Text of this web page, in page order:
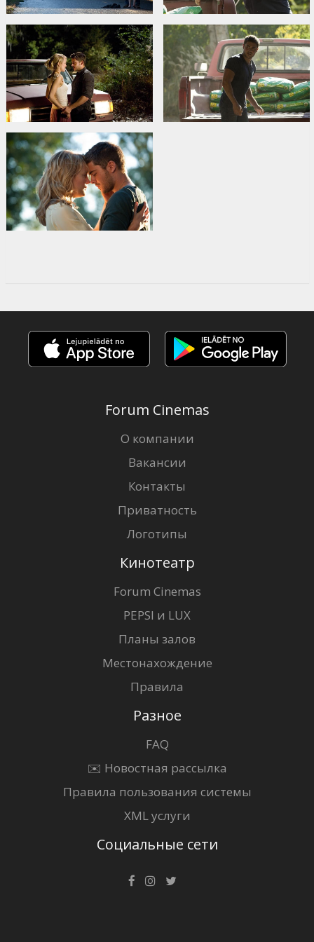
Forum Cinemas
О компании
Вакансии
Контакты
Приватность
Логотипы
Кинотеатр
Forum Cinemas
PEPSI и LUX
Планы залов
Местонахождение
Правила
Разное
FAQ
✉️ Новостная рассылка
Правила пользования системы
XML услуги
Социальные сети